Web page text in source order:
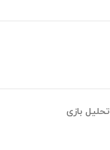
تحلیل بازی